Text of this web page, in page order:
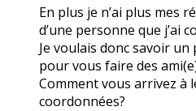
En plus je n’ai plus mes
d’une personne que j’ai
Je voulais donc savoir
pour vous faire des
Comment vous arrivez à
coordonnées?